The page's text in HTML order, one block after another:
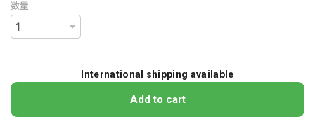
数量
International shipping available
Add to cart